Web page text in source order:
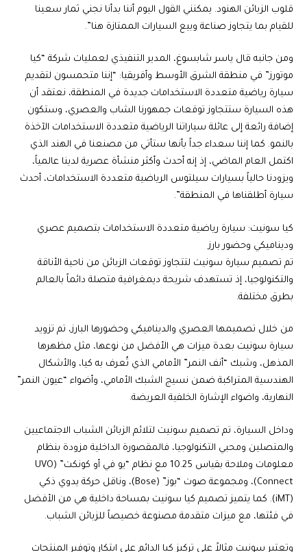
قلوب الزبائن الهنود. يمكنني القول اليوم أننا بدأنا نجني ثمار سعينا
للقيام بما يتجاوز صناعة وبيع السيارات الممتازة هنا”.
ومن جانبه قال ياسر شابسوغ، المدير التنفيذي لعمليات شركة “كيا
موتورز” في منطقة الشرق الأوسط وأفريقيا: “إننا متحمسون لتقديم
سيارة رياضية متعددة الاستخدامات جديدة في المنطقة، نعتقد أن
هذه السيارة ستتجاوز توقعات جمهورنا الشاب والعصري، وستكون
إضافة رائعة إلى عائلة سياراتنا الرياضية متعددة الاستخدامات الآخذة
بالنمو. كما إننا سعداء جداً بأنها ستأتي من مصنعنا في الهند الذي
اكتمل العام الماضي، إذ إنه أحدث وأكثر منشأة عصرية لدينا عالمياً،
ويزودنا حالياً بسيارات سيلتوس الرياضية متعددة الاستخدامات، أحدث
سيارة أطلقناها في المنطقة”.
كيا سونيت: سيارة رياضية متعددة الاستخدامات بتصميم عصري
وديناميكي وحضور بارز
تم تصميم سيارة سونيت لتتجاوز توقعات الزبائن من ناحية الأناقة
والتكنولوجيا، إذ تستهدف شريحة ديمغرافية متصلة دائماً بالعالم
بطرق مختلفة.
من خلال تصميمها العصري والديناميكي وحضورها البارز، تم تزويد
سيارة سونيت بعدة ميزات هي الأفضل من نوعها، مثل مظهرها
المذهل، وشبك “أنف النمر” الأمامي الذي تُعرف به كيا، والأشكال
الهندسية المتراكبة ضمن نسيج الشبك الأمامي، وأضواء “عيون النمر”
النهارية، واضواء الإشارة الخلفية العريضة.
وداخل السيارة، تم تصميم سونيت لتلائم الزبائن الشباب الاجتماعيين
والمتصلين ومحبي التكنولوجيا، فالمقصورة الداخلية مزودة بنظام
معلومات وملاحة بقياس 10.25 مع نظام “يو في أو كونكت” (UVO
Connect)، ومجموعة صوت “بوز” (Bose)، وناقل حركة يدوي ذكي
(iMT). كما يتميز تصميم كيا سونيت بمساحة داخلية هي من الأفضل
في فئتها، مع ميزات متقدمة مصنوعة خصيصاً للزبائن الشباب.
وتعتبر سونيت مثالاً على تركيز كيا الدائم على ابتكار وتوفير المنتجات